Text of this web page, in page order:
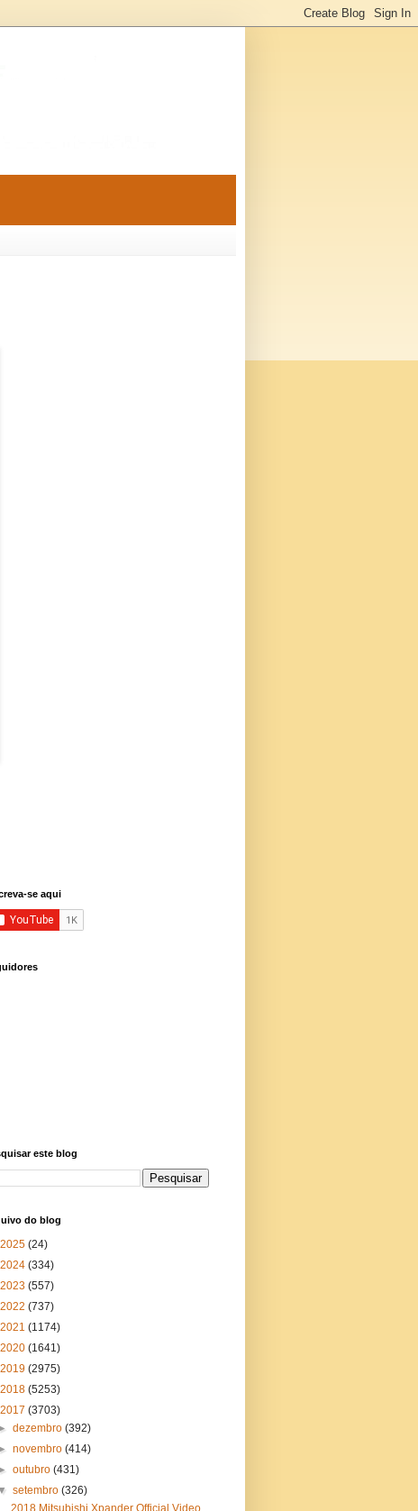
se aqui
este blog
do blog
2025 (24)
2024 (334)
2023 (557)
2022 (737)
2021 (1174)
2020 (1641)
2019 (2975)
2018 (5253)
2017 (3703)
dezembro(392)
novembro(414)
outubro(431)
setembro(326)
2018 Mitsubishi Xpander Official Video